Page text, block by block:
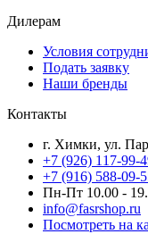
Дилерам
Условия
Подать заявку
Наши бренды
Контакты
г. Химки, ул.
+7 (926) 117-99-
+7 (916) 588-09-
Пн-Пт 10.00 -
info@fasrshop.ru
Посмотреть на